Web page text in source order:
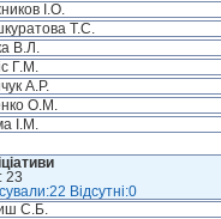
І.О.
Т.С.
В.Л.
Г.М.
А.Р.
О.М.
І.М.
23
Відсутні:0
С.Б.